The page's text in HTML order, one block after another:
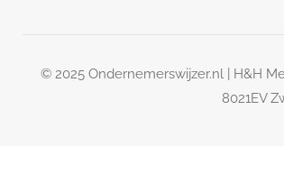
© 2025 Ondernemerswijzer.nl | H&H
8021EV